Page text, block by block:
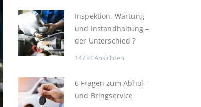
Inspektion, Wartung
und Instandhaltung –
der Unterschied ?
14734 Ansichten
6 Fragen zum Abhol-
und Bringservice